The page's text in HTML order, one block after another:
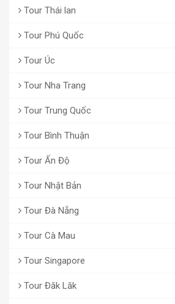
Tour Thái lan
Tour Phú Quốc
Tour Úc
Tour Nha Trang
Tour Trung Quốc
Tour Bình Thuận
Tour Ấn Độ
Tour Nhật Bản
Tour Đà Nẵng
Tour Cà Mau
Tour Singapore
Tour Đăk Lăk